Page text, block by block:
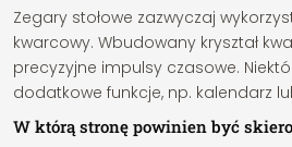
Zegary stołowe zazwyczaj
kwarcowy. Wbudowany kryształ
precyzyjne impulsy czasowe.
dodatkowe funkcje, np. kalendarz
W którą stronę powinien być